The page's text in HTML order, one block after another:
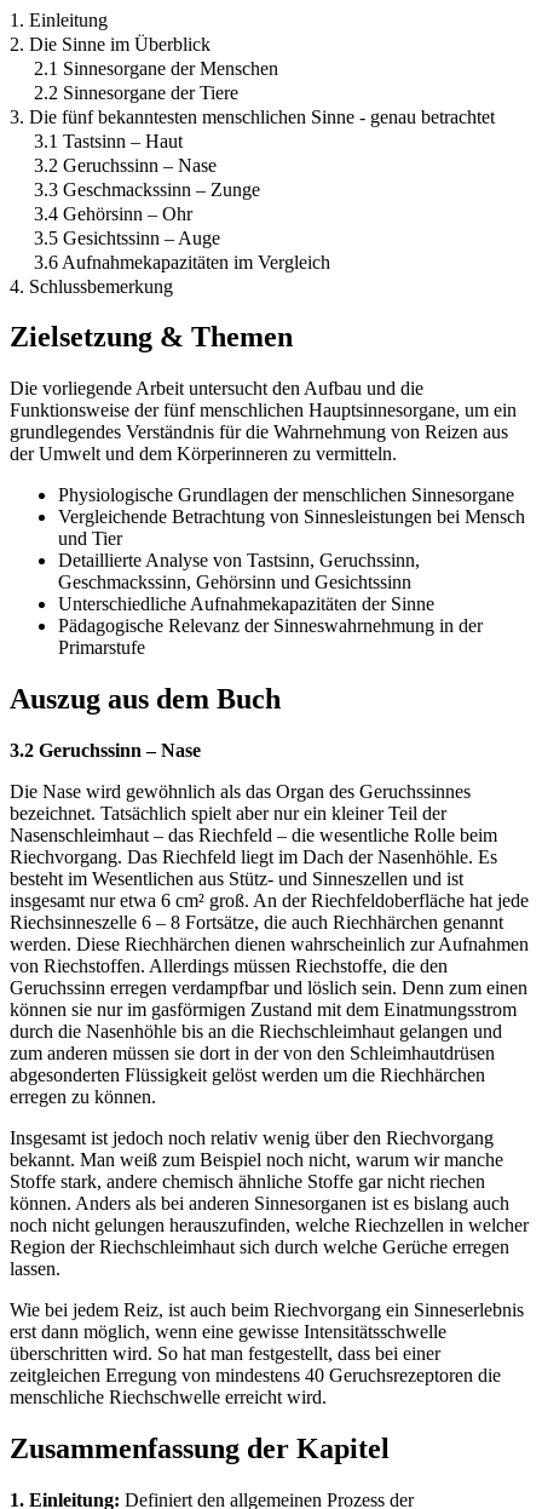
1. Einleitung
2. Die Sinne im Überblick
2.1 Sinnesorgane der Menschen
2.2 Sinnesorgane der Tiere
3. Die fünf bekanntesten menschlichen Sinne - genau betrachtet
3.1 Tastsinn – Haut
3.2 Geruchssinn – Nase
3.3 Geschmackssinn – Zunge
3.4 Gehörsinn – Ohr
3.5 Gesichtssinn – Auge
3.6 Aufnahmekapazitäten im Vergleich
4. Schlussbemerkung
Zielsetzung & Themen
Die vorliegende Arbeit untersucht den Aufbau und die
Funktionsweise der fünf menschlichen Hauptsinnesorgane, um ein
grundlegendes Verständnis für die Wahrnehmung von Reizen aus
der Umwelt und dem Körperinneren zu vermitteln.
Physiologische Grundlagen der menschlichen Sinnesorgane
Vergleichende Betrachtung von Sinnesleistungen bei Mensch
und Tier
Detaillierte Analyse von Tastsinn, Geruchssinn,
Geschmackssinn, Gehörsinn und Gesichtssinn
Unterschiedliche Aufnahmekapazitäten der Sinne
Pädagogische Relevanz der Sinneswahrnehmung in der
Primarstufe
Auszug aus dem Buch
3.2 Geruchssinn – Nase
Die Nase wird gewöhnlich als das Organ des Geruchssinnes
bezeichnet. Tatsächlich spielt aber nur ein kleiner Teil der
Nasenschleimhaut – das Riechfeld – die wesentliche Rolle beim
Riechvorgang. Das Riechfeld liegt im Dach der Nasenhöhle. Es
besteht im Wesentlichen aus Stütz- und Sinneszellen und ist
insgesamt nur etwa 6 cm² groß. An der Riechfeldoberfläche hat jede
Riechsinneszelle 6 – 8 Fortsätze, die auch Riechhärchen genannt
werden. Diese Riechhärchen dienen wahrscheinlich zur Aufnahmen
von Riechstoffen. Allerdings müssen Riechstoffe, die den
Geruchssinn erregen verdampfbar und löslich sein. Denn zum einen
können sie nur im gasförmigen Zustand mit dem Einatmungsstrom
durch die Nasenhöhle bis an die Riechschleimhaut gelangen und
zum anderen müssen sie dort in der von den Schleimhautdrüsen
abgesonderten Flüssigkeit gelöst werden um die Riechhärchen
erregen zu können.
Insgesamt ist jedoch noch relativ wenig über den Riechvorgang
bekannt. Man weiß zum Beispiel noch nicht, warum wir manche
Stoffe stark, andere chemisch ähnliche Stoffe gar nicht riechen
können. Anders als bei anderen Sinnesorganen ist es bislang auch
noch nicht gelungen herauszufinden, welche Riechzellen in welcher
Region der Riechschleimhaut sich durch welche Gerüche erregen
lassen.
Wie bei jedem Reiz, ist auch beim Riechvorgang ein Sinneserlebnis
erst dann möglich, wenn eine gewisse Intensitätsschwelle
überschritten wird. So hat man festgestellt, dass bei einer
zeitgleichen Erregung von mindestens 40 Geruchsrezeptoren die
menschliche Riechschwelle erreicht wird.
Zusammenfassung der Kapitel
1. Einleitung: Definiert den allgemeinen Prozess der